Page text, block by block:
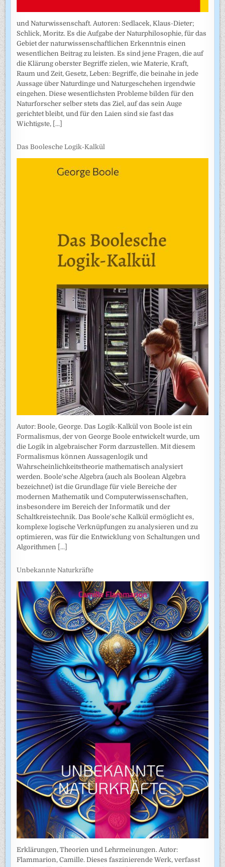
und Naturwissenschaft. Autoren: Sedlacek, Klaus-Dieter;
Schlick, Moritz. Es die Aufgabe der Naturphilosophie, für das
Gebiet der naturwissenschaftlichen Erkenntnis einen
wesentlichen Beitrag zu leisten. Es sind jene Fragen, die auf
die Klärung oberster Begriffe zielen, wie Materie, Kraft,
Raum und Zeit, Gesetz, Leben: Begriffe, die beinahe in jede
Aussage über Naturdinge und Naturgeschehen irgendwie
eingehen. Diese wesentlichsten Probleme bilden für den
Naturforscher selber stets das Ziel, auf das sein Auge
gerichtet bleibt, und für den Laien sind sie fast das
Wichtigste, [...]
Das Boolesche Logik-Kalkül
Autor: Boole, George. Das Logik-Kalkül von Boole ist ein
Formalismus, der von George Boole entwickelt wurde, um
die Logik in algebraischer Form darzustellen. Mit diesem
Formalismus können Aussagenlogik und
Wahrscheinlichkeitstheorie mathematisch analysiert
werden. Boole'sche Algebra (auch als Boolean Algebra
bezeichnet) ist die Grundlage für viele Bereiche der
modernen Mathematik und Computerwissenschaften,
insbesondere im Bereich der Informatik und der
Schaltkreistechnik. Das Boole'sche Kalkül ermöglicht es,
komplexe logische Verknüpfungen zu analysieren und zu
optimieren, was für die Entwicklung von Schaltungen und
Algorithmen [...]
Unbekannte Naturkräfte
Erklärungen, Theorien und Lehrmeinungen. Autor:
Flammarion, Camille. Dieses faszinierende Werk, verfasst